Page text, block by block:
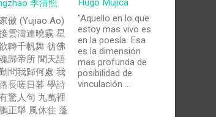
李清照
傲 (Yujiao Ao)
雲濤連曉霧 星
轉千帆舞 彷佛
歸帝所 聞天語
問我歸何處 我
長嗟日暮 學詩
驚人句 九萬裡
正舉 風休住 蓬
Hugo Mujica
"Aquello en lo que
estoy mas vivo es
en la poesía. Esa
es la dimensión
mas profunda de
posibilidad de
vinculación …